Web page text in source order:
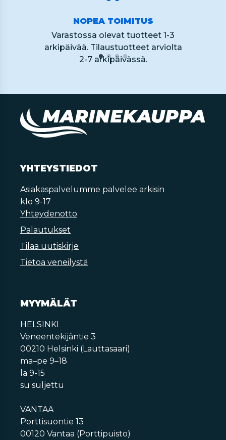
NOPEA TOIMITUS
Varastossa olevat tuotteet 1-3
arkipäivää. Tilaustuotteet arviolta
2-7 arkipäivässä.
YHTEYSTIEDOT
Asiakaspalvelumme palvelee arkisin
klo 9-17
Yhteydenotto
Palautukset
Tilaa uutiskirje
Tietoa veneilystä
MYYMÄLÄT
HELSINKI
Veneentekijäntie 3
00210 Helsinki (Lauttasaari)
ma–pe 9–18
la 9-15
su suljettu
VANTAA
Porttisuontie 13
00120 Vantaa (Porttipuisto)